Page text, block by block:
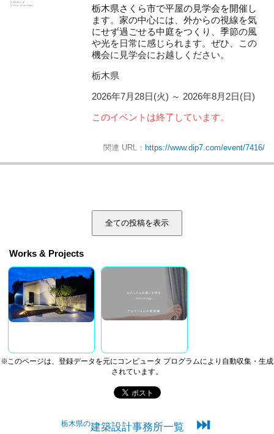
栃木県さくら市で平屋の見学会を開催し
ます。家の中心には、外からの視線を気
にせず過ごせる中庭をつくり、季節の風
や光を日常に感じられます。ぜひ、この
機会に見学会にお越しください。
栃木県
2026年7月28日(火) ～ 2026年8月2日(日)
このイベントは終了しています。
関連 URL： https://www.dip7.com/event/7416/
全ての投稿を表示
Works & Projects
※このページは、登録データを元にコンピュータ プログラムにより自動収集・生成
されています。
栃木県の建築設計事務所一覧 ⏭